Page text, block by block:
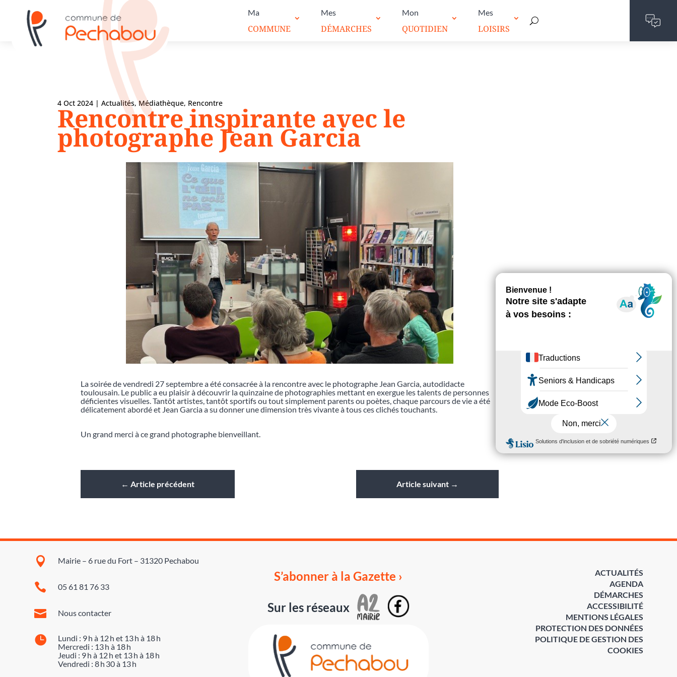
Ma
COMMUNE
Mes
DÉMARCHES
Mon
QUOTIDIEN
Mes
LOISIRS
4 Oct 2024 |Actualités,Médiathèque, Rencontre
Rencontre inspirante avec le
photographe Jean Garcia
La soirée de vendredi 27 septembre a été consacrée à la rencontre avec le photographe Jean Garcia, autodidacte
toulousain. Le public a eu plaisir à découvrir la quinzaine de photographies mettant en exergue les talents de personnes
déficientes visuelles. Tantôt artistes, tantôt sportifs ou tout simplement parents ou poètes, chaque parcours de vie a été
délicatement abordé et Jean Garcia a su donner une dimension très vivante à tous ces clichés touchants.
Un grand merci à ce grand photographe bienveillant.
← Article précédent Article suivant→
 Mairie – 6 rue du Fort – 31320 Pechabou
 05 61 81 76 33
 Nous contacter

Lundi : 9 h à 12 h et 13 h à 18 h
Mercredi : 13 h à 18 h
Jeudi : 9 h à 12 h et 13 h à 18 h
Vendredi : 8 h 30 à 13 h
S’abonner à la Gazette ›
Sur les réseaux
ACTUALITÉS
AGENDA
DÉMARCHES
ACCESSIBILITÉ
MENTIONS LÉGALES
PROTECTION DES DONNÉES
POLITIQUE DE GESTION DES
COOKIES